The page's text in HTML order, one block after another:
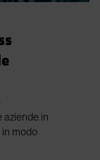
aziende in
modo